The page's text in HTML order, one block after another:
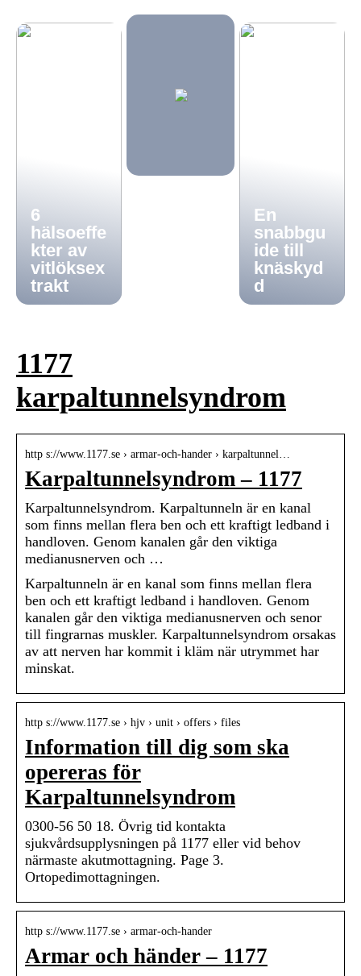
6
hälsoeffe
kter av
vitlöksex
trakt
En
snabbgu
ide till
knäskyd
d
1177
karpaltunnelsyndrom
http s://www.1177.se › armar-och-hander › karpaltunnel…
Karpaltunnelsyndrom – 1177
Karpaltunnelsyndrom. Karpaltunneln är en kanal
som finns mellan flera ben och ett kraftigt ledband i
handloven. Genom kanalen går den viktiga
medianusnerven och …
Karpaltunneln är en kanal som finns mellan flera
ben och ett kraftigt ledband i handloven. Genom
kanalen går den viktiga medianusnerven och senor
till fingrarnas muskler. Karpaltunnelsyndrom orsakas
av att nerven har kommit i kläm när utrymmet har
minskat.
http s://www.1177.se › hjv › unit › offers › files
Information till dig som ska
opereras för
Karpaltunnelsyndrom
0300-56 50 18. Övrig tid kontakta
sjukvårdsupplysningen på 1177 eller vid behov
närmaste akutmottagning. Page 3.
Ortopedimottagningen.
http s://www.1177.se › armar-och-hander
Armar och händer – 1177